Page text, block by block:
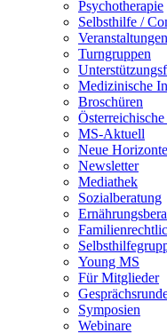
Psychotherapie
Selbsthilfe /
Veranstaltungen
Turngruppen
Medizinische
Broschüren
MS-Aktuell
Neue Horizonte
Newsletter
Mediathek
Sozialberatung
Young MS
Für Mitglieder
Symposien
Webinare